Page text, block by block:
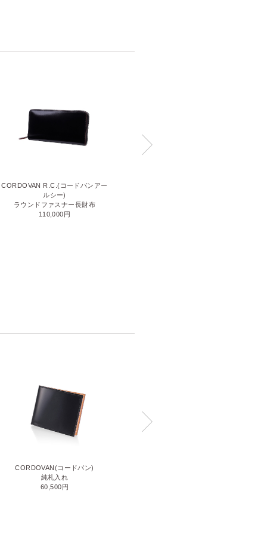
CORDOVAN R.C.(コードバンアー
ルシー)
ラウンドファスナー長財布
110,000円
CORDOVAN(コードバン)
純札入れ
60,500円